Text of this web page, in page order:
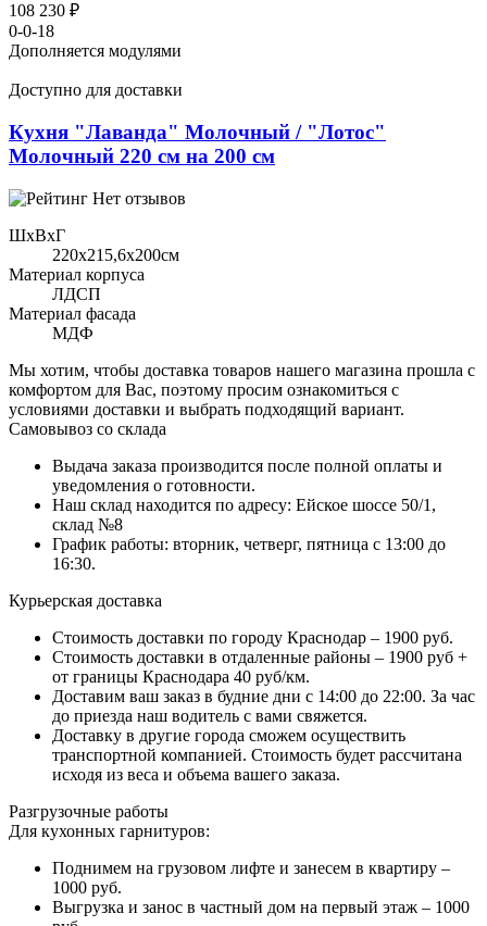
108 230 ₽
0-0-18
Дополняется модулями
Доступно для доставки
Кухня "Лаванда" Молочный / "Лотос"
Молочный 220 см на 200 см
Нет отзывов
ШхВхГ
220x215,6х200см
Материал корпуса
ЛДСП
Материал фасада
МДФ
Мы хотим, чтобы доставка товаров нашего магазина прошла с
комфортом для Вас, поэтому просим ознакомиться с
условиями доставки и выбрать подходящий вариант.
Самовывоз со склада
Выдача заказа производится после полной оплаты и
уведомления о готовности.
Наш склад находится по адресу: Ейское шоссе 50/1,
склад №8
График работы: вторник, четверг, пятница с 13:00 до
16:30.
Курьерская доставка
Стоимость доставки по городу Краснодар – 1900 руб.
Стоимость доставки в отдаленные районы – 1900 руб +
от границы Краснодара 40 руб/км.
Доставим ваш заказ в будние дни с 14:00 до 22:00. За час
до приезда наш водитель с вами свяжется.
Доставку в другие города сможем осуществить
транспортной компанией. Стоимость будет рассчитана
исходя из веса и объема вашего заказа.
Разгрузочные работы
Для кухонных гарнитуров:
Поднимем на грузовом лифте и занесем в квартиру –
1000 руб.
Выгрузка и занос в частный дом на первый этаж – 1000